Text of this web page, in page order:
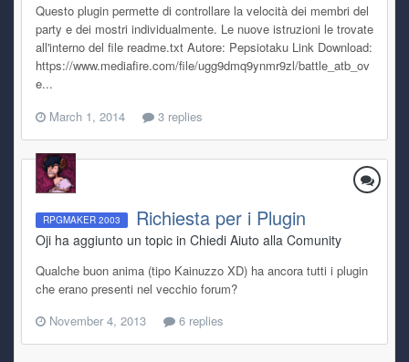
Questo plugin permette di controllare la velocità dei membri del
party e dei mostri individualmente. Le nuove istruzioni le trovate
all'interno del file readme.txt Autore: Pepsiotaku Link Download:
https://www.mediafire.com/file/ugg9dmq9ynmr9zl/battle_atb_ov
e...
March 1, 2014
3 replies
RPGMAKER 2003 Richiesta per i Plugin
Oji ha aggiunto un topic in Chiedi Aiuto alla Comunity
Qualche buon anima (tipo Kainuzzo XD) ha ancora tutti i plugin
che erano presenti nel vecchio forum?
November 4, 2013
6 replies